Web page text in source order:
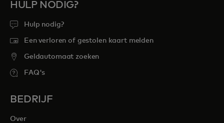
HULP NODIG?
Hulp nodig?
Een verloren of gestolen kaart melden
Geldautomaat zoeken
FAQ's
BEDRIJF
Over